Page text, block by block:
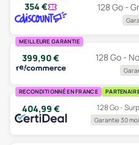
354 € 128 Go -
MEILLEURE GARANTIE
399,90€ 128 Go -
RECONDITIONNÉ EN FRANCE
404,99 € 128 Go -
Garantie 30